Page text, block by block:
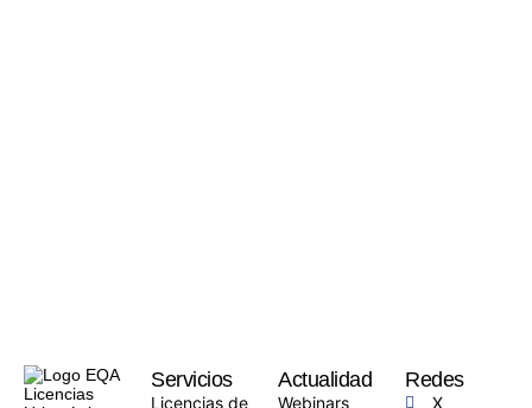
Servicios
Licencias de
Actualidad
Webinars
Redes
X